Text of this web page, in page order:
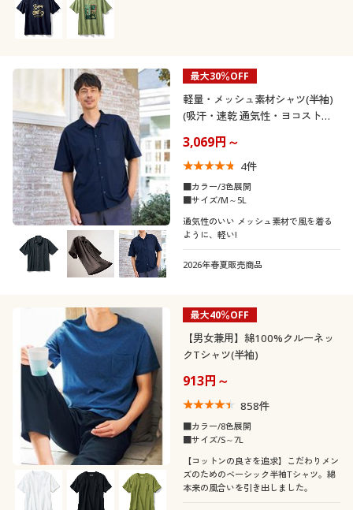
最大30％OFF
軽量・メッシュ素材シャツ(半袖)
(吸汗・速乾 通気性・ヨコストレ
3,069円～
4件
■カラー/3色展開
■サイズ/M～5L
通気性のいい メッシュ素材で風を着る
ように、軽い!
2026年春夏販売商品
最大40％OFF
【男女兼用】綿100%クルーネッ
クTシャツ(半袖)
913円～
858件
■カラー/8色展開
■サイズ/S～7L
【コットンの良さを追求】こだわりメン
ズのためのベーシック半袖Tシャツ。綿
本来の風合いを引き出しました。